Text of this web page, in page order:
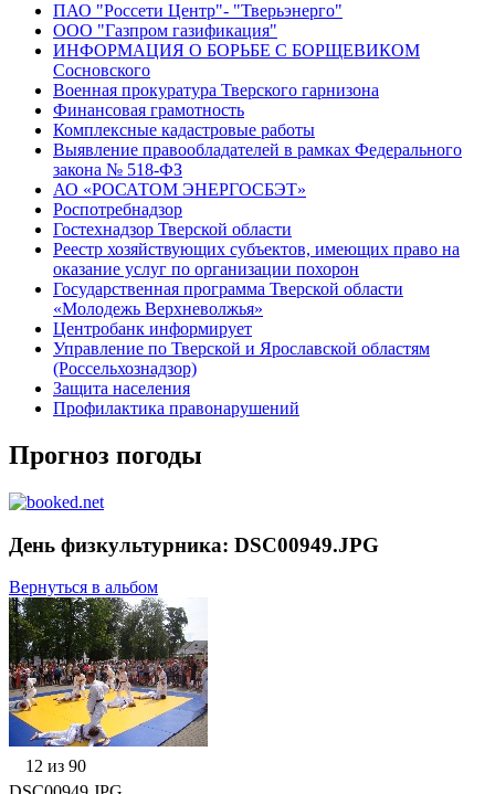
ПАО "Россети Центр"- "Тверьэнерго"
ООО "Газпром газификация"
ИНФОРМАЦИЯ О БОРЬБЕ С БОРЩЕВИКОМ
Сосновского
Военная прокуратура Тверского гарнизона
Финансовая грамотность
Комплексные кадастровые работы
Выявление правообладателей в рамках Федерального
закона № 518-ФЗ
АО «РОСАТОМ ЭНЕРГОСБЭТ»
Роспотребнадзор
Гостехнадзор Тверской области
Реестр хозяйствующих субъектов, имеющих право на
оказание услуг по организации похорон
Государственная программа Тверской области
«Молодежь Верхневолжья»
Центробанк информирует
Управление по Тверской и Ярославской областям
(Россельхознадзор)
Защита населения
Профилактика правонарушений
Прогноз погоды
День физкультурника: DSC00949.JPG
Вернуться в альбом
12 из 90